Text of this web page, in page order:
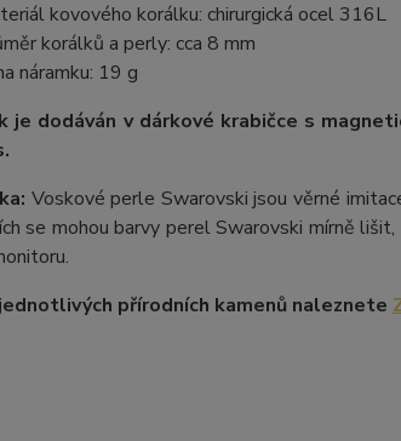
kovového korálku: chirurgická ocel 316L
korálků a perly: cca 8 mm
náramku: 19 g
je dodáván v dárkové krabičce s
Voskové perle Swarovski jsou věrné
se mohou barvy perel Swarovski mírně
přírodních kamenů naleznete